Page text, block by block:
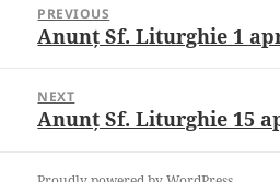
navigation
PREVIOUS
Previous
Anunț Sf. Liturghie 1
NEXT
Next
Anunț Sf. Liturghie 15